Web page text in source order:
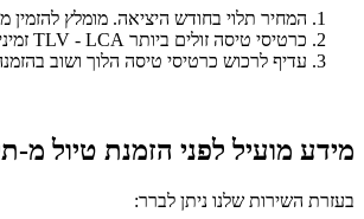
המחיר תלוי בחודש היציאה. מומלץ להזמין מראש
כרטיסי טיסה זולים ביותר TLV - LCA זמינים בדרך כלל בימי רביעי וחמישי. לרוב המחירים עולים לקראת סוף השבוע.
עדיף לרכוש כרטיסי טיסה הלוך ושוב
מידע מועיל לפני הזמנת טיול מ-
בעזרת השירות שלנו ניתן לברר: